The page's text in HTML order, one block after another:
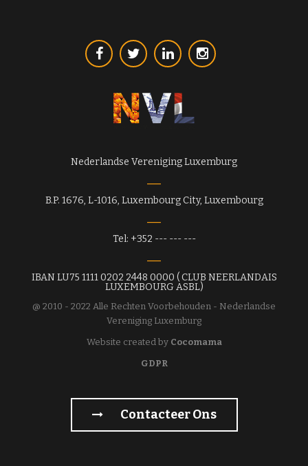
Nederlandse Vereniging Luxemburg
B.P. 1676, L-1016, Luxembourg City, Luxembourg
Tel: +352 --- --- ---
IBAN LU75 1111 0202 2448 0000 ( CLUB NEERLANDAIS
LUXEMBOURG ASBL)
@ 2010 - 2022 Alle Rechten Voorbehouden - Nederlandse
Vereniging Luxemburg
Website created by Cocomama
GDPR
Contacteer Ons